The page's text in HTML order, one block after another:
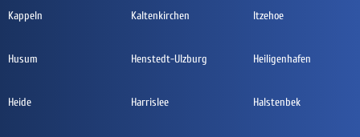
Kappeln Kaltenkirchen Itzehoe
Husum Henstedt-Ulzburg Heiligenhafen
Heide Harrislee Halstenbek